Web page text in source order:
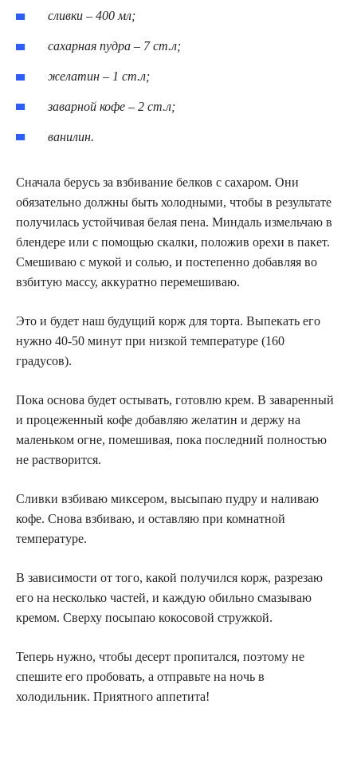
сливки – 400 мл;
сахарная пудра – 7 ст.л;
желатин – 1 ст.л;
заварной кофе – 2 ст.л;
ванилин.
Сначала берусь за взбивание белков с сахаром. Они
обязательно должны быть холодными, чтобы в результате
получилась устойчивая белая пена. Миндаль измельчаю в
блендере или с помощью скалки, положив орехи в пакет.
Смешиваю с мукой и солью, и постепенно добавляя во
взбитую массу, аккуратно перемешиваю.
Это и будет наш будущий корж для торта. Выпекать его
нужно 40-50 минут при низкой температуре (160
градусов).
Пока основа будет остывать, готовлю крем. В заваренный
и процеженный кофе добавляю желатин и держу на
маленьком огне, помешивая, пока последний полностью
не растворится.
Сливки взбиваю миксером, высыпаю пудру и наливаю
кофе. Снова взбиваю, и оставляю при комнатной
температуре.
В зависимости от того, какой получился корж, разрезаю
его на несколько частей, и каждую обильно смазываю
кремом. Сверху посыпаю кокосовой стружкой.
Теперь нужно, чтобы десерт пропитался, поэтому не
спешите его пробовать, а отправьте на ночь в
холодильник. Приятного аппетита!